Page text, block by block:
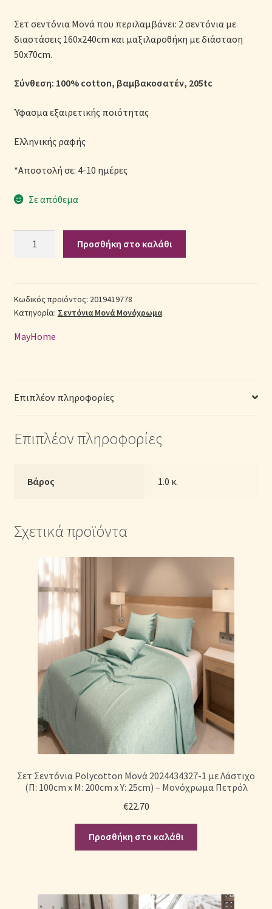
Ολοκλήρωση παραγγελίας
Παιδικά Λευκά Είδη
Παπλώματα για Ζεστασιά & Άνεση
Παπλωματοθήκες
Πικέ Κουβέρτες
Σεντόνια Σετ
Σύνδεση
Σετ σεντόνια Μονά που περιλαμβάνει: 2 σεντόνια με
διαστάσεις 160x240cm και μαξιλαροθήκη με διάσταση
50x70cm.
Σύνθεση: 100% cotton, βαμβακοσατέν, 205tc
Ύφασμα εξαιρετικής ποιότητας
Ελληνικής ραφής
*Αποστολή σε: 4-10 ημέρες
Σε απόθεμα
(Π:
160cm
Μ:
Μονόχρωμα
ποσότητα
Προσθήκη στο καλάθι
Κωδικός προϊόντος: 2019419778
Κατηγορία: Σεντόνια Μονά Μονόχρωμα
MayHome
Επιπλέον πληροφορίες
Επιπλέον πληροφορίες
Βάρος 1.0 κ.
Σχετικά προϊόντα
Σετ Σεντόνια Polycotton Μονά 2024434327-1 με Λάστιχο
(Π: 100cm x Μ: 200cm x Υ: 25cm) – Μονόχρωμα Πετρόλ
€22.70
Προσθήκη στο καλάθι